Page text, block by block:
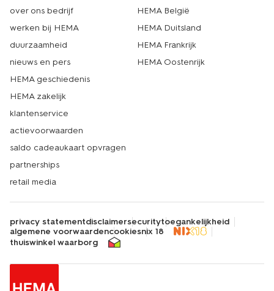
over ons bedrijf
werken bij HEMA
duurzaamheid
nieuws en pers
HEMA geschiedenis
HEMA zakelijk
klantenservice
actievoorwaarden
saldo cadeaukaart opvragen
partnerships
retail media
HEMA België
HEMA Duitsland
HEMA Frankrijk
HEMA Oostenrijk
privacy statementdisclaimersecuritytoegankelijkheid
algemene voorwaardencookiesnix 18
thuiswinkel waarborg